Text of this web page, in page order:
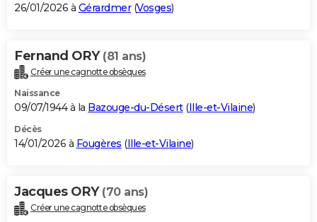
26/01/2026 à Gérardmer(Vosges)
Fernand ORY (81 ans)
Créer une cagnotte obsèques
Naissance
09/07/1944 à la Bazouge-du-Désert(Ille-et-Vilaine)
Décès
14/01/2026 à Fougères (Ille-et-Vilaine)
Jacques ORY (70 ans)
Créer une cagnotte obsèques